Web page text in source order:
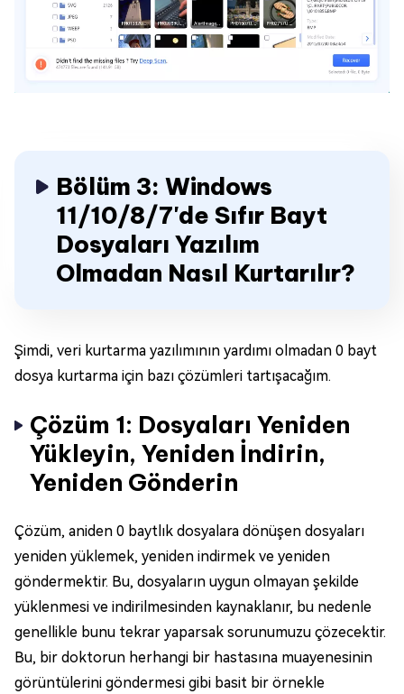
Bölüm 3: Windows
11/10/8/7'de Sıfır Bayt
Dosyaları Yazılım
Olmadan Nasıl Kurtarılır?
Şimdi, veri kurtarma yazılımının yardımı olmadan 0 bayt
dosya kurtarma için bazı çözümleri tartışacağım.
Çözüm 1: Dosyaları Yeniden
Yükleyin, Yeniden İndirin,
Yeniden Gönderin
Çözüm, aniden 0 baytlık dosyalara dönüşen dosyaları
yeniden yüklemek, yeniden indirmek ve yeniden
göndermektir. Bu, dosyaların uygun olmayan şekilde
yüklenmesi ve indirilmesinden kaynaklanır, bu nedenle
genellikle bunu tekrar yaparsak sorunumuzu çözecektir.
Bu, bir doktorun herhangi bir hastasına muayenesinin
görüntülerini göndermesi gibi basit bir örnekle